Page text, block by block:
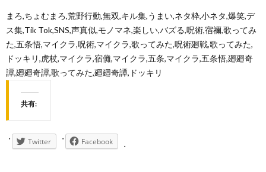
まろ,ちょむまろ,荒野行動,無双,キル集,うまい,ネタ枠,小ネタ,爆笑,デ
ス集,Tik Tok,SNS,声真似,モノマネ,楽しい,バズる,呪術,宿禰,歌ってみ
た,五条悟,マイクラ,呪術,マイクラ,歌ってみた,呪術廻戦,歌ってみた,
ドッキリ,虎杖,マイクラ,宿儺,マイクラ,五条,マイクラ,五条悟,廻廻奇
譚,廻廻奇譚,歌ってみた,廻廻奇譚,ドッキリ
共有:
Twitter Facebook